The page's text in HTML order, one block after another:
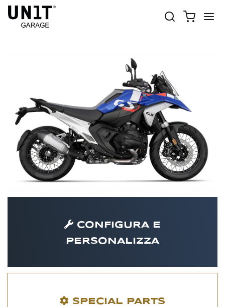
Shop Moto R 1300 GS
CONFIGURA E
PERSONALIZZA
SPECIAL PARTS